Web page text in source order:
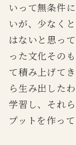
いって無条件
いが、少なく
はないと思っ
った文化その
て積み上げて
ら生み出した
学習し、それ
プットを作っ